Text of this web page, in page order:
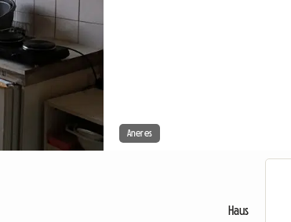
Aneres
Haus